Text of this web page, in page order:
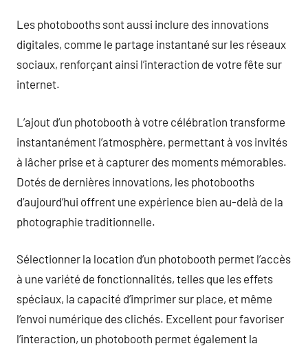
Les photobooths sont aussi inclure des innovations
digitales, comme le partage instantané sur les réseaux
sociaux, renforçant ainsi l’interaction de votre fête sur
internet.
L’ajout d’un photobooth à votre célébration transforme
instantanément l’atmosphère, permettant à vos invités
à lâcher prise et à capturer des moments mémorables.
Dotés de dernières innovations, les photobooths
d’aujourd’hui offrent une expérience bien au-delà de la
photographie traditionnelle.
Sélectionner la location d’un photobooth permet l’accès
à une variété de fonctionnalités, telles que les effets
spéciaux, la capacité d’imprimer sur place, et même
l’envoi numérique des clichés. Excellent pour favoriser
l’interaction, un photobooth permet également la